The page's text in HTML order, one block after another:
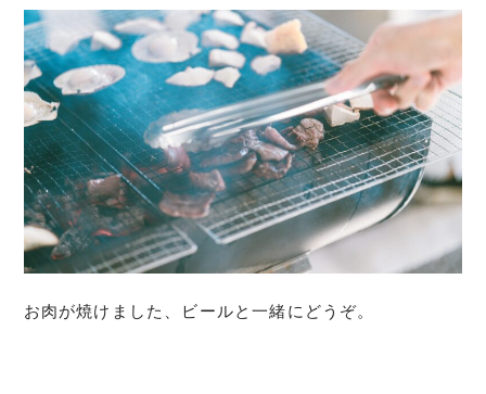
お肉が焼けました、ビールと一緒にどうぞ。